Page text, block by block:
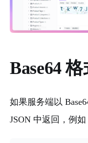
Base64
如果服务端以
JSON 中返回，例如